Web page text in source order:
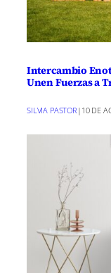
Intercambio
Unen Fuerzas a
SILVIA PASTOR | 10 DE